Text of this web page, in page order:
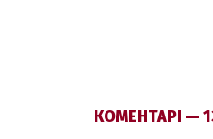
КОМЕНТАРІ —